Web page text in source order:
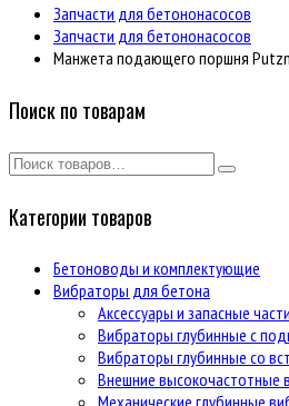
Запчасти для бетононасосов
Запчасти для бетононасосов
Манжета подающего поршня
Поиск по товарам
Категории товаров
Бетоноводы и комплектующие
Вибраторы для бетона
Аксессуары и запасные
Вибраторы глубинные с
Вибраторы глубинные со
Внешние высокочастотные